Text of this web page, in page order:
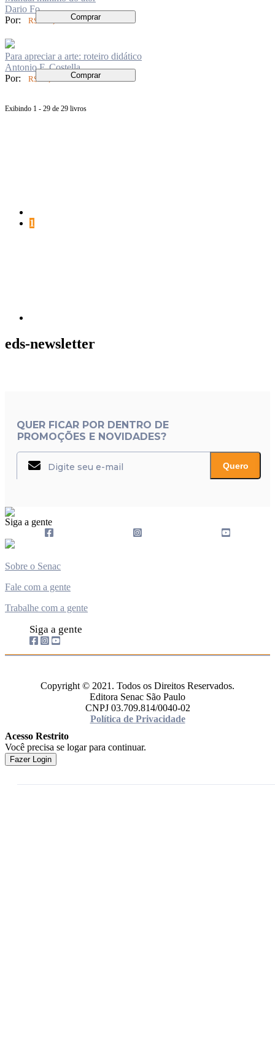
Dario Fo
Por:
R$ 159,00 Comprar
Para apreciar a arte: roteiro didático
Antonio F. Costella
Por:
R$ 74,00 Comprar
Exibindo 1 - 29 de 29 livros
Página
1
eds-newsletter
QUER FICAR POR DENTRO DE
PROMOÇÕES E NOVIDADES?
Quero
Siga a gente
Sobre o Senac
Fale com a gente
Trabalhe com a gente
Siga a gente
Copyright © 2021. Todos os Direitos Reservados.
Editora Senac São Paulo
CNPJ 03.709.814/0040-02
Política de Privacidade
Acesso Restrito
Você precisa se logar para continuar.
Fazer Login